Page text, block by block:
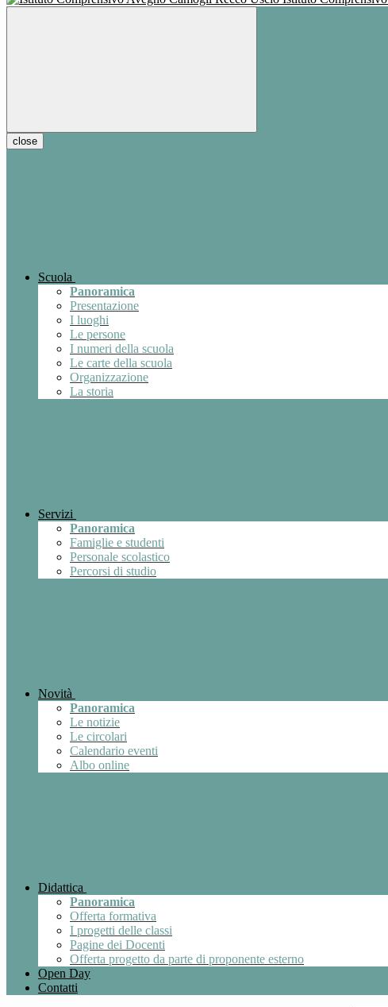
close
Scuola
Panoramica
Presentazione
I luoghi
Le persone
I numeri della scuola
Le carte della scuola
Organizzazione
La storia
Servizi
Panoramica
Famiglie e studenti
Personale scolastico
Percorsi di studio
Novità
Panoramica
Le notizie
Le circolari
Calendario eventi
Albo online
Didattica
Panoramica
Offerta formativa
I progetti delle classi
Pagine dei Docenti
Offerta progetto da parte di proponente esterno
Open Day
Contatti